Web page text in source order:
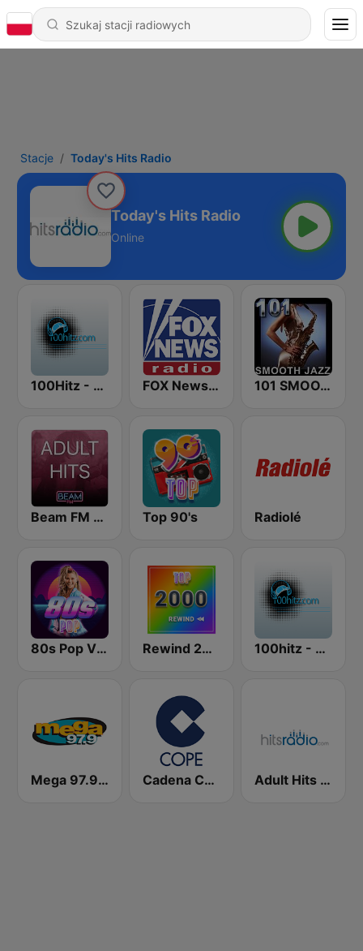
Stacje Today's Hits Radio
Today's Hits Radio
Online
100Hitz - Hot Hitz FOX News Radio 101 SMOOTH JAZZ
Beam FM - Adult Hits Top 90's Radiolé
80s Pop Vibes Rewind 2000's 100hitz - Top 40
Mega 97.9 FM Cadena COPE Adult Hits - Hits Radio